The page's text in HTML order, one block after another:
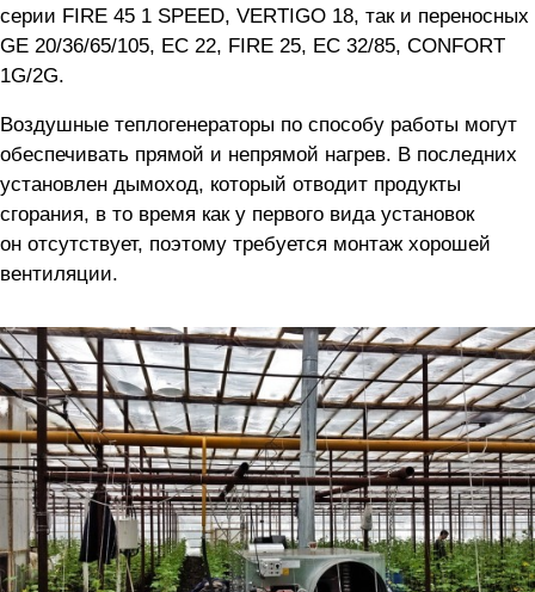
серии FIRE 45 1 SPEED, VERTIGO 18, так и переносных
GE 20/36/65/105, EC 22, FIRE 25, EC 32/85, CONFORT
1G/2G.
Воздушные теплогенераторы по способу работы могут
обеспечивать прямой и непрямой нагрев. В последних
установлен дымоход, который отводит продукты
сгорания, в то время как у первого вида установок
он отсутствует, поэтому требуется монтаж хорошей
вентиляции.